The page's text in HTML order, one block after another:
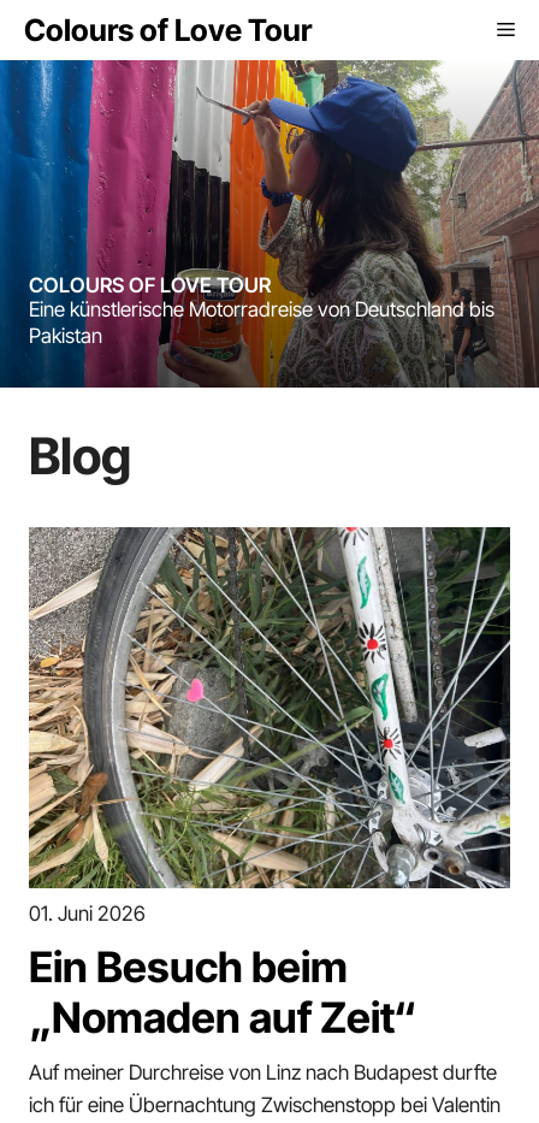
Zum
Inhalt
springen
Colours of Love Tour
COLOURS OF LOVE TOUR
Eine künstlerische Motorradreise von Deutschland bis
Pakistan
Blog
01. Juni 2026
Ein Besuch beim
„Nomaden auf Zeit“
Auf meiner Durchreise von Linz nach Budapest durfte
ich für eine Übernachtung Zwischenstopp bei Valentin